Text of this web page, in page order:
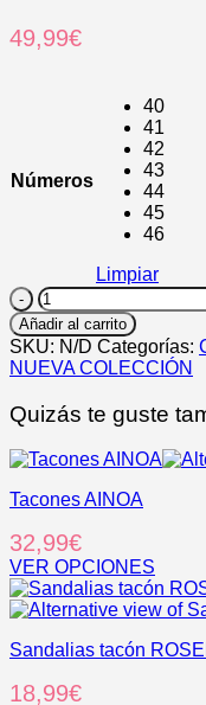
49,99€
Números
40
41
42
43
44
45
46
Limpiar
PORLAND
mustang
hombre
cantidad
Añadir al carrito
SKU: N/D Categorías:
NUEVA COLECCIÓN
Quizás te guste
Tacones AINOA
32,99€
VER OPCIONES
Este
producto
múltiples
Las
Sandalias tacón
18,99€